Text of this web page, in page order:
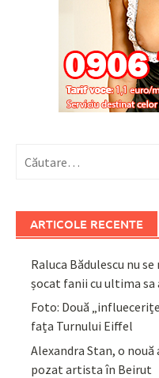
după:
ARTICOLE RECENTE
Raluca Bădulescu nu
șocat fanii cu ultima
Foto: Două
fața Turnului Eiffel
Alexandra Stan, o
pozat artista în Beirut